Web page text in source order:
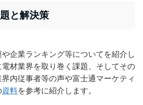
と解決策
企業ランキング等についてを紹介し
材業界を取り巻く課題、そしてその
内従事者等の声や富士通マーケティ
資料を参考に紹介します。